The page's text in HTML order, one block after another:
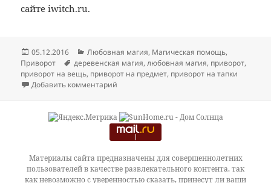
сайте iwitch.ru.
Опубликовано
05.12.2016 Рубрики
Любовная магия, Магическая помощь,
Приворот
Метки
деревенская магия,любовная магия, приворот,
приворот на вещь, приворот на предмет, приворот на тапки
Добавить комментарий
Материалы сайта предназначены для совершеннолетних
пользователей в качестве развлекательного контента, так
как невозможно с уверенностью сказать, принесут ли ваши